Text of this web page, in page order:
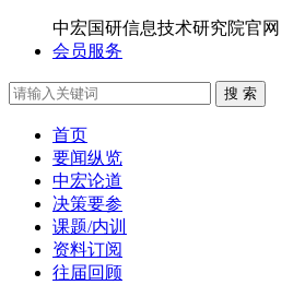
中宏国研信息技术研究院官网
会员服务
搜 索
首页
要闻纵览
中宏论道
决策要参
课题/内训
资料订阅
往届回顾